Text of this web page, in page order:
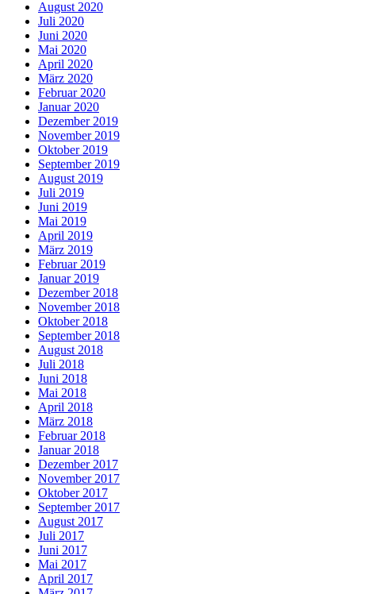
August 2020
Juli 2020
Juni 2020
Mai 2020
April 2020
März 2020
Februar 2020
Januar 2020
Dezember 2019
November 2019
Oktober 2019
September 2019
August 2019
Juli 2019
Juni 2019
Mai 2019
April 2019
März 2019
Februar 2019
Januar 2019
Dezember 2018
November 2018
Oktober 2018
September 2018
August 2018
Juli 2018
Juni 2018
Mai 2018
April 2018
März 2018
Februar 2018
Januar 2018
Dezember 2017
November 2017
Oktober 2017
September 2017
August 2017
Juli 2017
Juni 2017
Mai 2017
April 2017